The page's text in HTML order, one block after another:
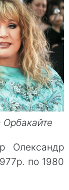
Орбакайте
Олександр
по 1980